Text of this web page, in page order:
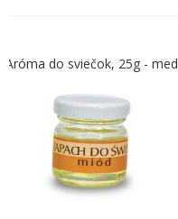
Aróma do sviečok, 25g - med